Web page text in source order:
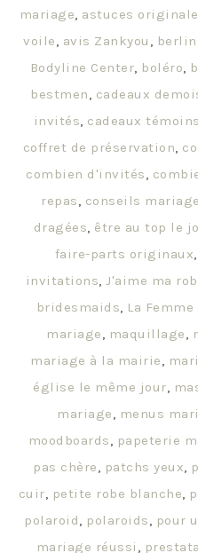
mariage, astuces
voile, avis Zankyou ,
Bodyline Center, boléro,
bestmen, cadeaux
invités, cadeaux témoins
coffret de préservation,
combien d'invités,
repas, conseils mariage
dragées, être au top le
faire-parts originaux
invitations,J'aime ma
bridesmaids, La
mariage, maquillage,
mariage à la mairie,
église le même jour,
mariage, menus
moodboards, papeterie
pas chère, patchs yeux,
cuir, petite robe blanche,
polaroid, polaroids, pour
mariage réussi ,